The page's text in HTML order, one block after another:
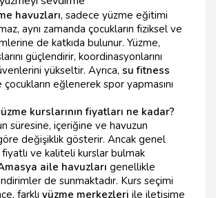
havuzları, sadece yüzme eğitimi
aynı zamanda çocukların fiziksel ve
de katkıda bulunur. Yüzme,
güçlendirir, koordinasyonlarını
yükseltir. Ayrıca, su fitness
eğlenerek spor yapmasını
kurslarının fiyatları ne kadar?
süresine, içeriğine ve havuzun
değişiklik gösterir. Ancak genel
ve kaliteli kurslar bulmak
aile havuzları genellikle
de sunmaktadır. Kurs seçimi
farklı yüzme merkezleri ile iletişime